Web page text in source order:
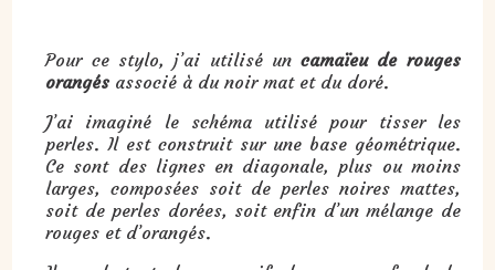
Pour ce stylo, j’ai utilisé uncamaïeu de rouges
orangés associé à du noir mat et du doré.
J’ai imaginé le schéma utilisé pour tisser les
perles. Il est construit sur une base géométrique.
Ce sont des lignes en diagonale, plus ou moins
larges, composées soit de perles noires mattes,
soit de perles dorées, soit enfin d’un mélange de
rouges et d’orangés.